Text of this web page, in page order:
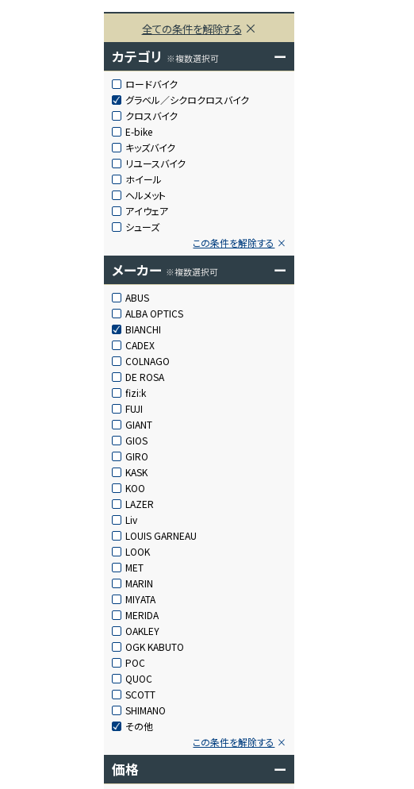
全ての条件を解除する
カテゴリ ※複数選択可 ー
ロードバイク
グラベル／シクロクロスバイク
クロスバイク
E-bike
キッズバイク
リユースバイク
ホイール
ヘルメット
アイウェア
シューズ
この条件を解除する
メーカー ※複数選択可 ー
ABUS
ALBA OPTICS
BIANCHI
CADEX
COLNAGO
DE ROSA
fizi:k
FUJI
GIANT
GIOS
GIRO
KASK
KOO
LAZER
Liv
LOUIS GARNEAU
LOOK
MET
MARIN
MIYATA
MERIDA
OAKLEY
OGK KABUTO
POC
QUOC
SCOTT
SHIMANO
その他
この条件を解除する
価格 ー